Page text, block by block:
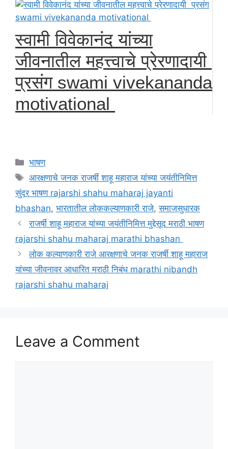
स्वामी विवेकानंद यांच्या
जीवनातील महत्त्वाचे प्रेरणादायी
प्रसंग swami vivekananda
motivational
Categories
भाषण
Tags
आरक्षणाचे जनक राजर्षी शाहू महाराज यांच्या जयंतीनिमित्त
सुंदर भाषण rajarshi shahu maharaj jayanti
bhashan, भारतातील लोककल्याणकारी राजे,समाजसुधारक
राजर्षी शाहू महाराज यांच्या जयंतीनिमित्त मुद्देसूद मराठी भाषण
rajarshi shahu maharaj marathi bhashan
लोक कल्याणकारी राजे आरक्षणाचे जनक राजर्षी शाहू महाराज
यांच्या जीवनावर आधारित मराठी निबंध marathi nibandh
rajarshi shahu maharaj
Leave a Comment